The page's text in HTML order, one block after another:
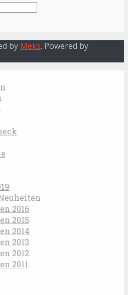
by Meks. Powered by
2016
2015
2014
2013
2012
2011